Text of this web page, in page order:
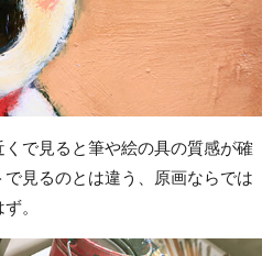
で見ると筆や絵の具の質感が確
見るのとは違う、原画ならでは
。